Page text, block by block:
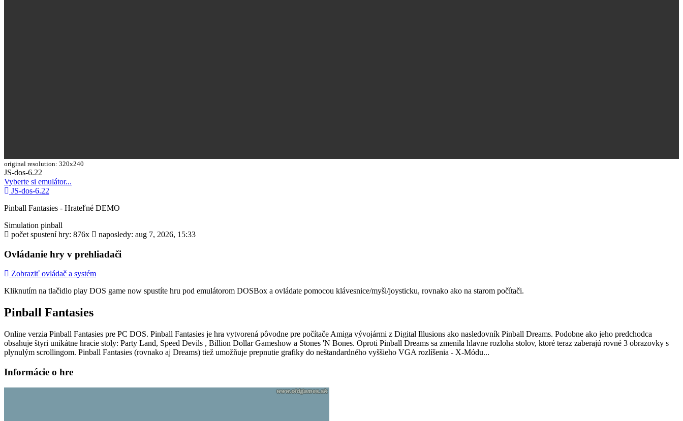
original resolution: 320x240
JS-dos-6.22
Dropdown
Vyberte si emulátor...
JS-dos-6.22
Pinball Fantasies - Hrateľné DEMO
Simulation pinball
počet spustení hry: 876x
naposledy: aug 7, 2026, 15:33
Ovládanie hry v prehliadači
Zobraziť ovládač a systém
Kliknutím na tlačidlo play DOS game now spustíte hru pod emulátorom DOSBox a ovládate pomocou klávesnice/myši/joysticku, rovnako ako na starom počítači.
Pinball Fantasies
Online verzia Pinball Fantasies pre PC DOS. Pinball Fantasies je hra vytvorená pôvodne pre počítače Amiga vývojármi z Digital Illusions ako nasledovník Pinball Dreams. Podobne ako jeho predchodca
obsahuje štyri unikátne hracie stoly: Party Land, Speed Devils , Billion Dollar Gameshow a Stones 'N Bones. Oproti Pinball Dreams sa zmenila hlavne rozloha stolov, ktoré teraz zaberajú rovné 3 obrazovky s
plynulým scrollingom. Pinball Fantasies (rovnako aj Dreams) tiež umožňuje prepnutie grafiky do neštandardného vyššieho VGA rozlíšenia - X-Módu...
Informácie o hre